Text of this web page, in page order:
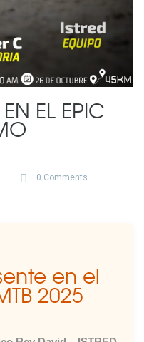
EL EPIC
0 Comments
en el
2025